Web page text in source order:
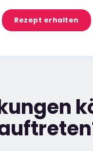
Rezept erhalten